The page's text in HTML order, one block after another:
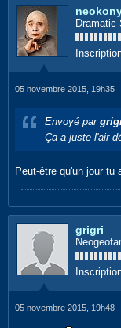
Dramatic
05 novembre 2015, 19h35
Envoyé par
Ça a juste l'air
Peut-être qu'un jour tu
grigri
05 novembre 2015, 19h48